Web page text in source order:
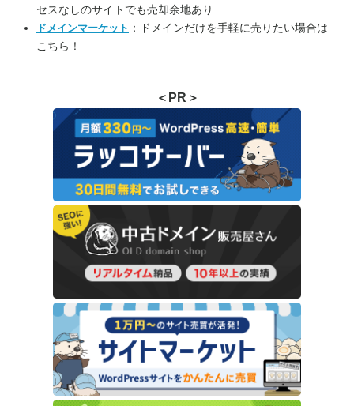
セスなしのサイトでも売却余地あり
ドメインマーケット ：ドメインだけを手軽に売りたい場合は
こちら！
＜PR＞